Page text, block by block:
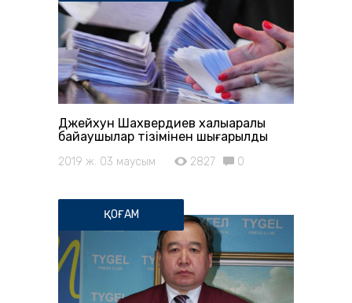
Джейхун Шахвердиев халықаралық
байқаушылар тізімінен шығарылды
2019 ж. 03 маусым 2827 0
ҚОҒАМ